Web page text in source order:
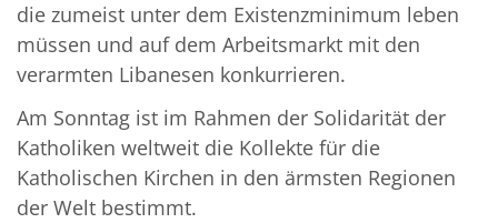
die zumeist unter dem Existenzminimum leben
müssen und auf dem Arbeitsmarkt mit den
verarmten Libanesen konkurrieren.
Am Sonntag ist im Rahmen der Solidarität der
Katholiken weltweit die Kollekte für die
Katholischen Kirchen in den ärmsten Regionen
der Welt bestimmt.